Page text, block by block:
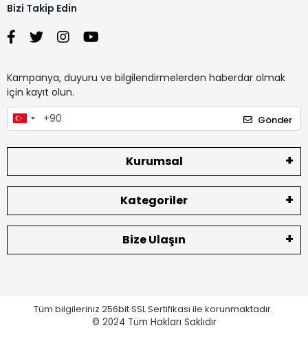
Bizi Takip Edin
Kampanya, duyuru ve bilgilendirmelerden haberdar olmak
için kayıt olun.
Gönder
Kurumsal
Kategoriler
Bize Ulaşın
Tüm bilgileriniz 256bit SSL Sertifikası ile korunmaktadır.
© 2024 Tüm Hakları Saklıdır